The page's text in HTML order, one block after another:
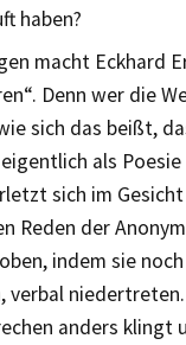
haben?
macht Eckhard
Denn wer die
sich das beißt,
als
sich im
Reden der
indem sie
verbal
anders klingt